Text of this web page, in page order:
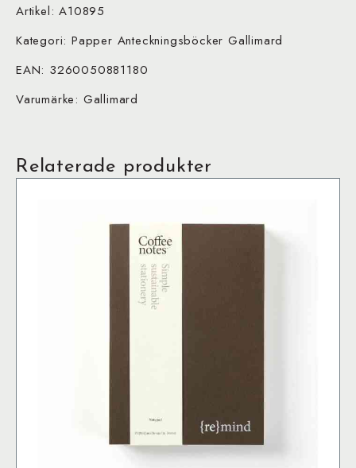
Artikel: A10895
Kategori: Papper Anteckningsböcker Gallimard
EAN: 3260050881180
Varumärke: Gallimard
Relaterade produkter